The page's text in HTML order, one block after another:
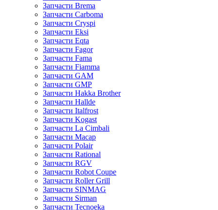
Запчасти Brema
Запчасти Carboma
Запчасти Cryspi
Запчасти Eksi
Запчасти Eqta
Запчасти Fagor
Запчасти Fama
Запчасти Fiamma
Запчасти GAM
Запчасти GMP
Запчасти Hakka Brother
Запчасти Hallde
Запчасти Italfrost
Запчасти Kogast
Запчасти La Cimbali
Запчасти Macap
Запчасти Polair
Запчасти Rational
Запчасти RGV
Запчасти Robot Coupe
Запчасти Roller Grill
Запчасти SINMAG
Запчасти Sirman
Запчасти Tecnoeka